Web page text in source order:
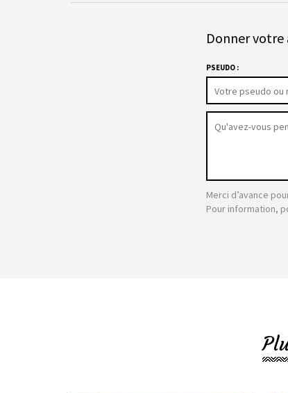
Donner votre
PSEUDO :
Merci d’avance
Pour information,